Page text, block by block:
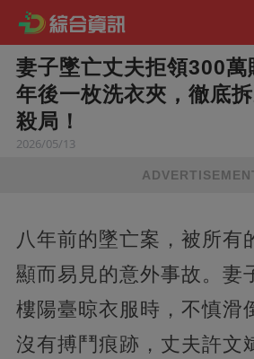
妻子墜亡丈夫拒領300萬
年後一枚洗衣夾，徹底
殺局！
2026/05/13
八年前的墜亡案，被所有
顯而易見的意外事故。妻
樓陽臺晾衣服時，不慎滑
沒有搏鬥痕跡，丈夫許文